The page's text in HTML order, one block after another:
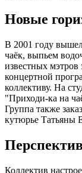
Новые
В 2001 году
чаёк, выпьем
известных мэтров
концертной
коллективу. На
"Приходи-ка на
Группа также
кутюрье Татьяны
Коллектив